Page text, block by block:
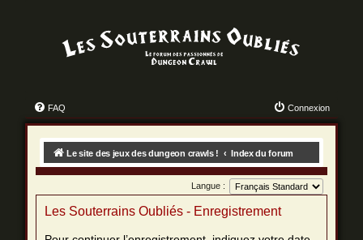
FAQ Connexion
Le site des jeux des dungeon crawls ! Index du forum
Langue :
Les Souterrains Oubliés - Enregistrement